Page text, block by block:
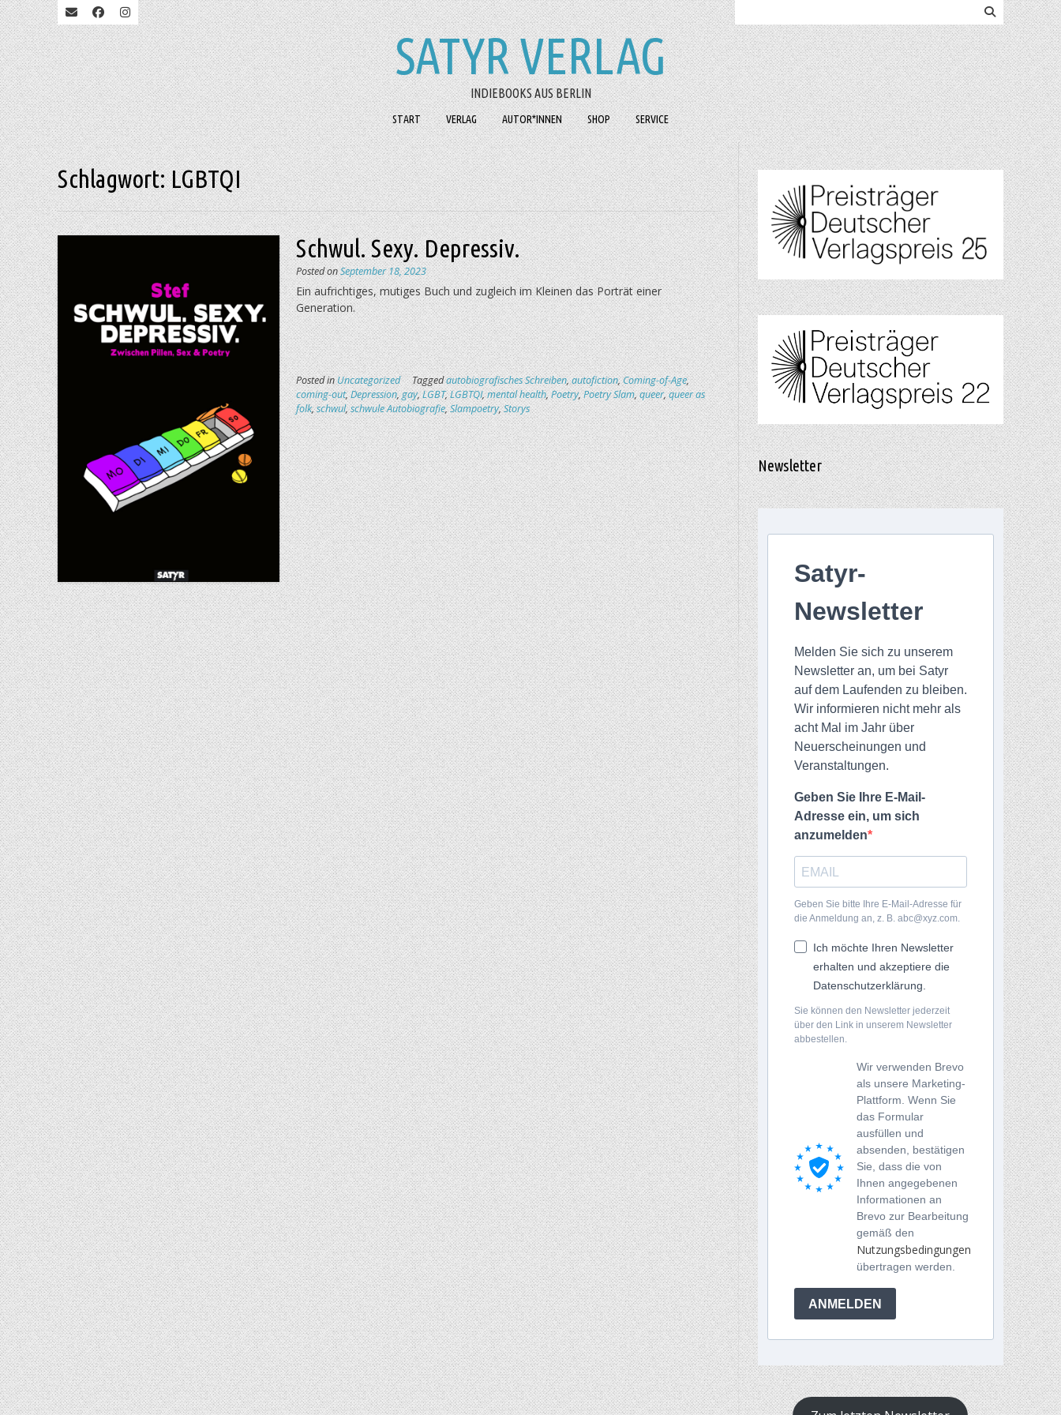
SATYR VERLAG
INDIEBOOKS AUS BERLIN
START VERLAG AUTOR*INNEN SHOP SERVICE
Schlagwort:LGBTQI
Schwul. Sexy. Depressiv.
Posted onSeptember 18, 2023
Ein aufrichtiges, mutiges Buch und zugleich im Kleinen das Porträt einer
Generation.
Posted inUncategorized Taggedautobiografisches Schreiben,autofiction,Coming-of-Age,
coming-out,Depression,gay,LGBT,LGBTQI,mental health,Poetry,Poetry Slam,queer,queer as
folk,schwul,schwule Autobiografie,Slampoetry,Storys
Newsletter
Satyr-
Newsletter
Melden Sie sich zu unserem
Newsletter an, um bei Satyr
auf dem Laufenden zu bleiben.
Wir informieren nicht mehr als
acht Mal im Jahr über
Neuerscheinungen und
Veranstaltungen.
Geben Sie Ihre E-Mail-
Adresse ein, um sich
anzumelden
Geben Sie bitte Ihre E-Mail-Adresse für
die Anmeldung an, z. B. abc@xyz.com.
Ich möchte Ihren Newsletter
erhalten und akzeptiere die
Datenschutzerklärung.
Sie können den Newsletter jederzeit
über den Link in unserem Newsletter
abbestellen.
Wir verwenden Brevo
als unsere Marketing-
Plattform. Wenn Sie
das Formular
ausfüllen und
absenden, bestätigen
Sie, dass die von
Ihnen angegebenen
Informationen an
Brevo zur Bearbeitung
gemäß den
Nutzungsbedingungen
übertragen werden.
ANMELDEN